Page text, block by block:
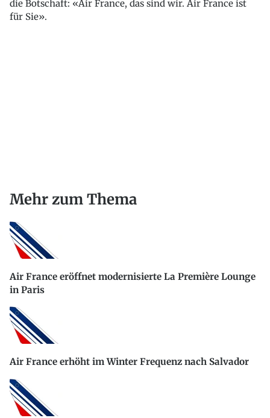
die Botschaft: «Air France, das sind wir. Air France ist
für Sie».
Mehr zum Thema
Air France eröffnet modernisierte La Première Lounge
in Paris
Air France erhöht im Winter Frequenz nach Salvador